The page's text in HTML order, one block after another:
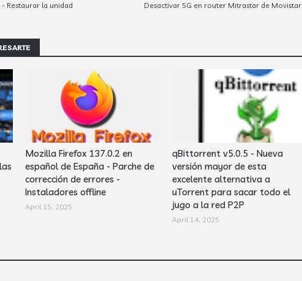
Desactivar 5G en router Mitrastar de Movistar
Restaurar la unidad
Mozilla Firefox 137.0.2 en
español de España - Parche de
corrección de errores -
Instaladores offline
April 15, 2025
qBittorrent v5.0.5 - Nueva
versión mayor de esta
excelente alternativa a
uTorrent para sacar todo el
jugo a la red P2P
April 14, 2025